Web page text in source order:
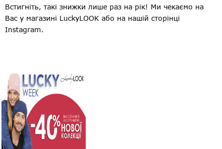
Встигніть, такі знижки лише раз на рік! Ми чекаємо на
Вас у магазині LuckyLOOK або на нашій сторінці
Instagram.